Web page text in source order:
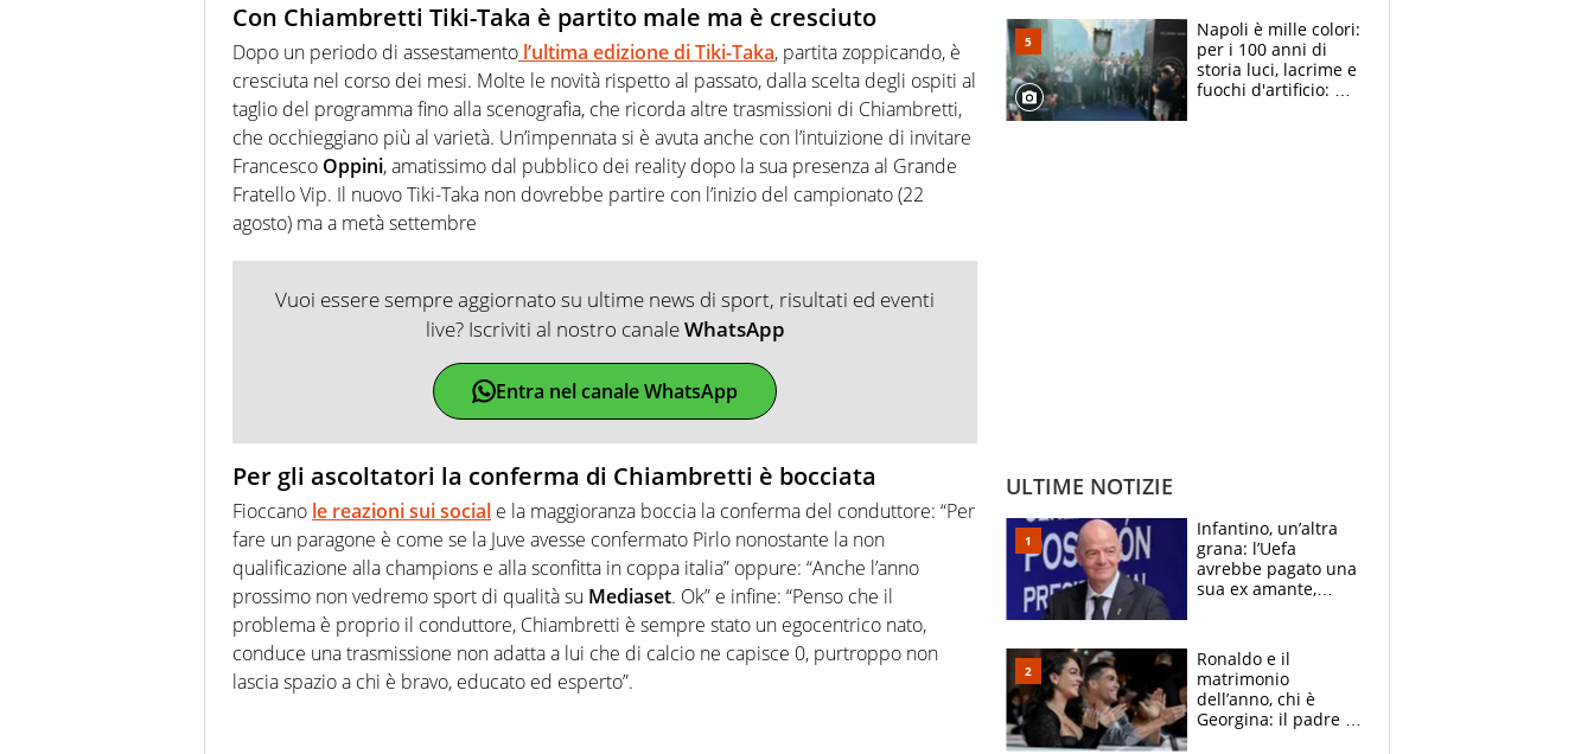
Con Chiambretti Tiki-Taka è partito male ma è cresciuto
Dopo un periodo di assestamento l’ultima edizione di Tiki-Taka, partita zoppicando, è
cresciuta nel corso dei mesi. Molte le novità rispetto al passato, dalla scelta degli ospiti al
taglio del programma fino alla scenografia, che ricorda altre trasmissioni di Chiambretti,
che occhieggiano più al varietà. Un’impennata si è avuta anche con l’intuizione di invitare
Francesco Oppini, amatissimo dal pubblico dei reality dopo la sua presenza al Grande
Fratello Vip. Il nuovo Tiki-Taka non dovrebbe partire con l’inizio del campionato (22
agosto) ma a metà settembre
Vuoi essere sempre aggiornato su ultime news di sport, risultati ed eventi
live? Iscriviti al nostro canaleWhatsApp
Entra nel canale WhatsApp
Per gli ascoltatori la conferma di Chiambretti è bocciata
Fioccano le reazioni sui social e la maggioranza boccia la conferma del conduttore: “Per
fare un paragone è come se la Juve avesse confermato Pirlo nonostante la non
qualificazione alla champions e alla sconfitta in coppa italia” oppure: “Anche l’anno
prossimo non vedremo sport di qualità su Mediaset. Ok” e infine: “Penso che il
problema è proprio il conduttore, Chiambretti è sempre stato un egocentrico nato,
conduce una trasmissione non adatta a lui che di calcio ne capisce 0, purtroppo non
lascia spazio a chi è bravo, educato ed esperto”.
bigliettini
Napoli è mille colori:
per i 100 anni di
storia luci, lacrime e
fuochi d'artificio: De
ULTIME NOTIZIE
Infantino, un’altra
grana: l’Uefa
avrebbe pagato una
sua ex amante,
Ronaldo e il
matrimonio
dell’anno, chi è
Georgina: il padre in